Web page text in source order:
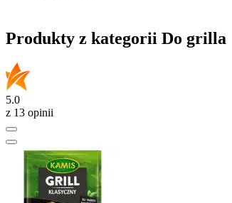
Produkty z kategorii Do grilla
5.0
z 13 opinii